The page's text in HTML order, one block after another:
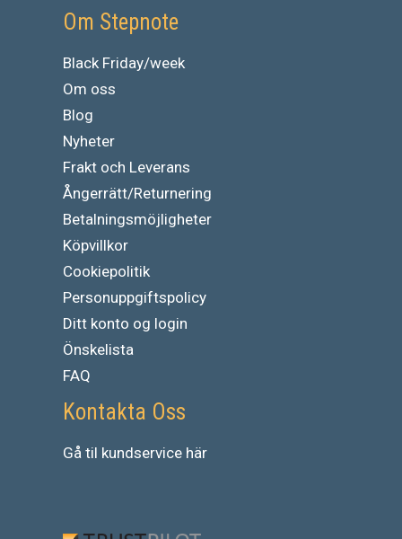
Om Stepnote
Black Friday/week
Om oss
Blog
Nyheter
Frakt och Leverans
Ångerrätt/Returnering
Betalningsmöjligheter
Köpvillkor
Cookiepolitik
Personuppgiftspolicy
Ditt konto og login
Önskelista
FAQ
Kontakta Oss
Gå til kundservice här